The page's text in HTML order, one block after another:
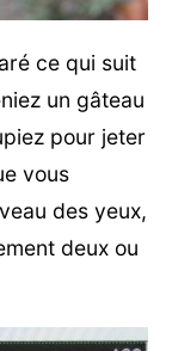
ce qui suit
un gâteau
pour jeter
vous
des yeux,
deux ou